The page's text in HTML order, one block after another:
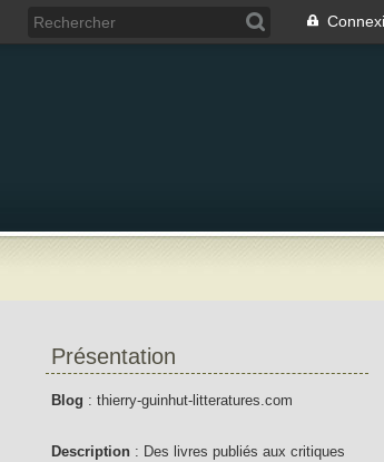
Présentation
Blog : thierry-guinhut-litteratures.com
Description : Des livres publiés aux critiques